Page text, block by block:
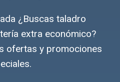
¿Buscas taladro
extra económico?
ofertas y promociones